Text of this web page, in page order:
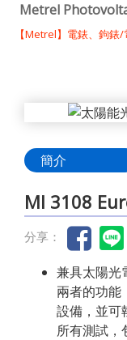
Metrel
【Metrel】電錶、鉤錶
簡介
MI 3108
分享：
兼具太陽光
兩者的功能
設備，並可
所有測試，